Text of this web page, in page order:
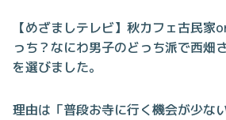
【めざましテレビ】秋カフェ古民家
っち？なにわ男子のどっち派で西畑
を選びました。
理由は「普段お寺に行く機会が少な